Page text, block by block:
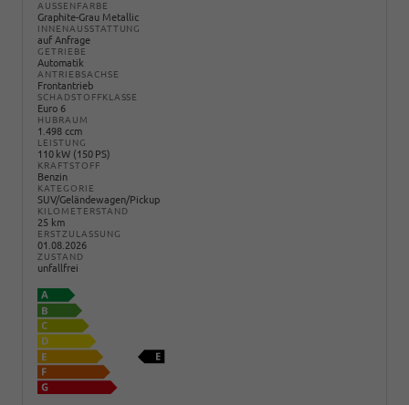
AUSSENFARBE
Graphite-Grau Metallic
INNENAUSSTATTUNG
auf Anfrage
GETRIEBE
Automatik
ANTRIEBSACHSE
Frontantrieb
SCHADSTOFFKLASSE
Euro 6
HUBRAUM
1.498 ccm
LEISTUNG
110 kW (150 PS)
KRAFTSTOFF
Benzin
KATEGORIE
SUV/Geländewagen/Pickup
KILOMETERSTAND
25 km
ERSTZULASSUNG
01.08.2026
ZUSTAND
unfallfrei